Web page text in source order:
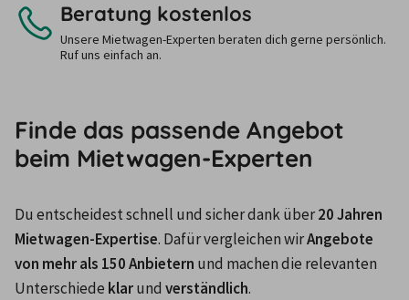
Beratung kostenlos
Unsere Mietwagen-Experten beraten dich gerne persönlich.
Ruf uns einfach an.
Finde das passende Angebot
beim Mietwagen-Experten
Du entscheidest schnell und sicher dank über 20 Jahren
Mietwagen-Expertise. Dafür vergleichen wir Angebote
von mehr als 150 Anbietern und machen die relevanten
Unterschiede klar und verständlich.